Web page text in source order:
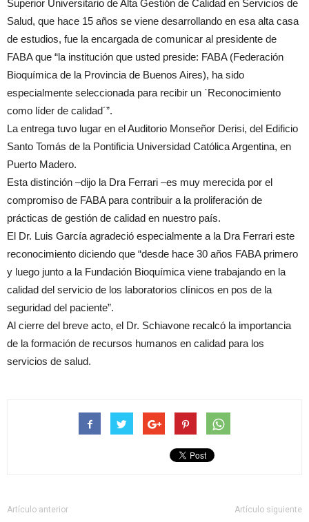
Superior Universitario de Alta Gestión de Calidad en Servicios de
Salud, que hace 15 años se viene desarrollando en esa alta casa
de estudios, fue la encargada de comunicar al presidente de
FABA que “la institución que usted preside: FABA (Federación
Bioquímica de la Provincia de Buenos Aires), ha sido
especialmente seleccionada para recibir un `Reconocimiento
como líder de calidad´”.
La entrega tuvo lugar en el Auditorio Monseñor Derisi, del Edificio
Santo Tomás de la Pontificia Universidad Católica Argentina, en
Puerto Madero.
Esta distinción –dijo la Dra Ferrari –es muy merecida por el
compromiso de FABA para contribuir a la proliferación de
prácticas de gestión de calidad en nuestro país.
El Dr. Luis García agradeció especialmente a la Dra Ferrari este
reconocimiento diciendo que “desde hace 30 años FABA primero
y luego junto a la Fundación Bioquímica viene trabajando en la
calidad del servicio de los laboratorios clínicos en pos de la
seguridad del paciente”.
Al cierre del breve acto, el Dr. Schiavone recalcó la importancia
de la formación de recursos humanos en calidad para los
servicios de salud.
Artículo anterior Artículo siguiente